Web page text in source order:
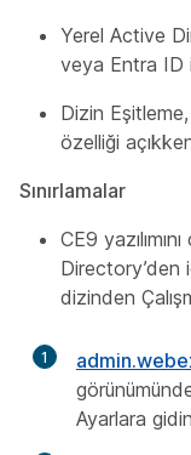
Yerel Active
veya Entra ID
Dizin
özelliği
Sınırlamalar
CE9
Directory’den
dizinden
1
Ayarlara gidin